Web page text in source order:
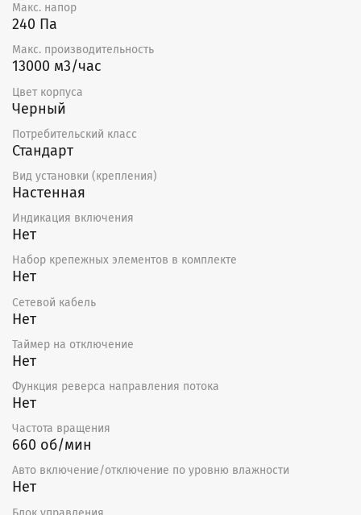
Макс. напор
240 Па
Макс. производительность
13000 м3/час
Цвет корпуса
Черный
Потребительский класс
Стандарт
Вид установки (крепления)
Настенная
Индикация включения
Нет
Набор крепежных элементов в комплекте
Нет
Сетевой кабель
Нет
Таймер на отключение
Нет
Функция реверса направления потока
Нет
Частота вращения
660 об/мин
Авто включение/отключение по уровню влажности
Нет